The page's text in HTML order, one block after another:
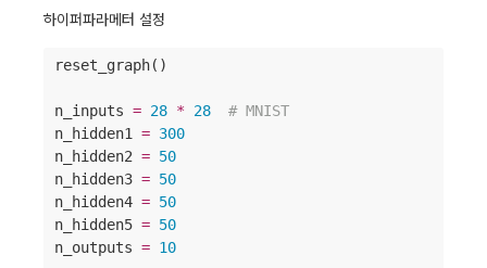
하이퍼파라메터 설정
reset_graph()
n_inputs = 28 * 28 # MNIST
n_hidden1 = 300
n_hidden2 = 50
n_hidden3 = 50
n_hidden4 = 50
n_hidden5 = 50
n_outputs = 10